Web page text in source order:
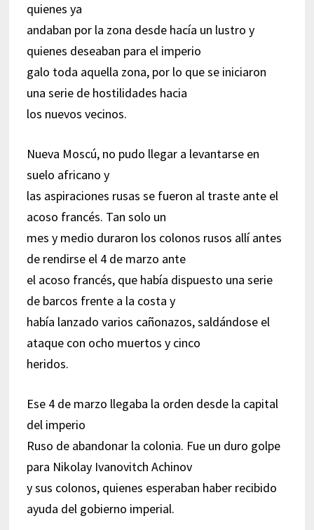
quienes ya
andaban por la zona desde hacía un lustro y
quienes deseaban para el imperio
galo toda aquella zona, por lo que se iniciaron
una serie de hostilidades hacia
los nuevos vecinos.
Nueva Moscú, no pudo llegar a levantarse en
suelo africano y
las aspiraciones rusas se fueron al traste ante el
acoso francés. Tan solo un
mes y medio duraron los colonos rusos allí antes
de rendirse el 4 de marzo ante
el acoso francés, que había dispuesto una serie
de barcos frente a la costa y
había lanzado varios cañonazos, saldándose el
ataque con ocho muertos y cinco
heridos.
Ese 4 de marzo llegaba la orden desde la capital
del imperio
Ruso de abandonar la colonia. Fue un duro golpe
para Nikolay Ivanovitch Achinov
y sus colonos, quienes esperaban haber recibido
ayuda del gobierno imperial.